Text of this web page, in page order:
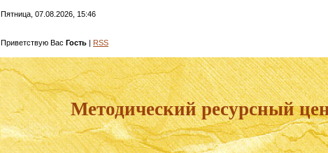
Пятница, 07.08.2026, 15:46
Приветствую Вас Гость | RSS
Методический ресурсный